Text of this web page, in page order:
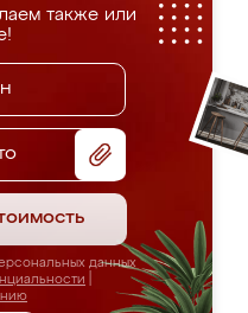
также или
данных